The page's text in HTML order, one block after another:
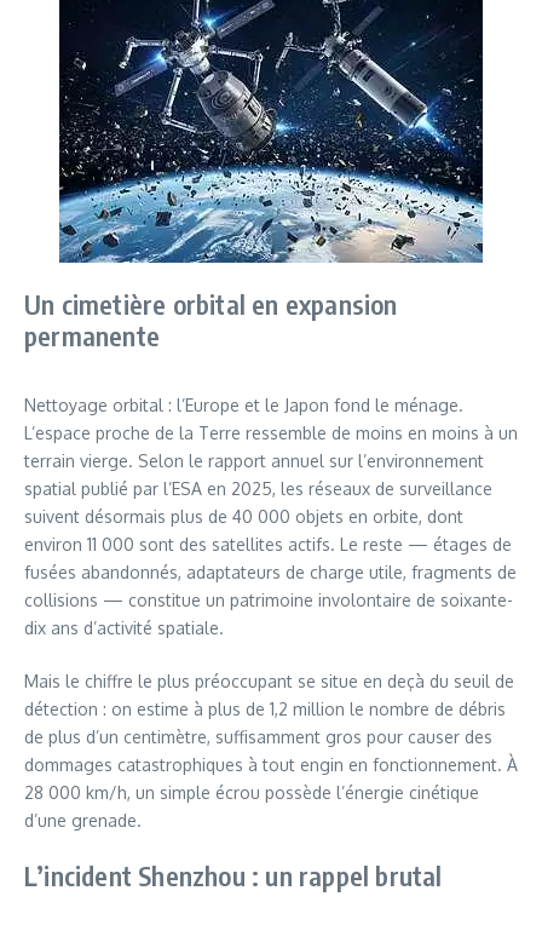
Un cimetière orbital en expansion
permanente
Nettoyage orbital : l’Europe et le Japon fond le ménage.
L’espace proche de la Terre ressemble de moins en moins à un
terrain vierge. Selon le rapport annuel sur l’environnement
spatial publié par l’ESA en 2025, les réseaux de surveillance
suivent désormais plus de 40 000 objets en orbite, dont
environ 11 000 sont des satellites actifs. Le reste — étages de
fusées abandonnés, adaptateurs de charge utile, fragments de
collisions — constitue un patrimoine involontaire de soixante-
dix ans d’activité spatiale.
Mais le chiffre le plus préoccupant se situe en deçà du seuil de
détection : on estime à plus de 1,2 million le nombre de débris
de plus d’un centimètre, suffisamment gros pour causer des
dommages catastrophiques à tout engin en fonctionnement. À
28 000 km/h, un simple écrou possède l’énergie cinétique
d’une grenade.
L’incident Shenzhou : un rappel brutal